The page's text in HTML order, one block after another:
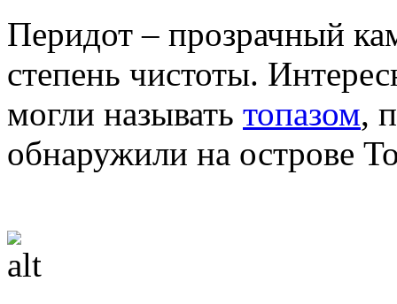
Перидот – прозрачный
степень чистоты.
могли называть топазом,
обнаружили на острове